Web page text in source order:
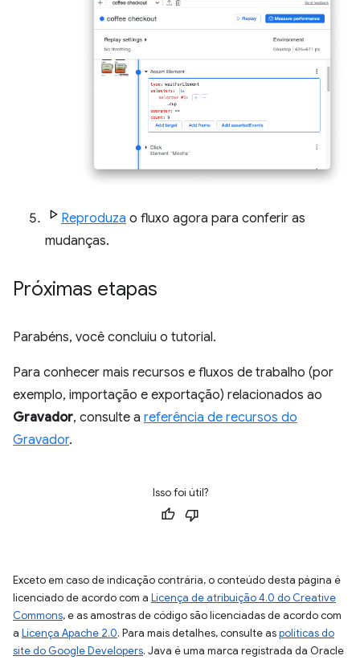
Reproduza o fluxo agora para conferir as
mudanças.
Próximas etapas
Parabéns, você concluiu o tutorial.
Para conhecer mais recursos e fluxos de trabalho (por
exemplo, importação e exportação) relacionados ao
Gravador, consulte a referência de recursos do
Gravador.
Isso foi útil?
Exceto em caso de indicação contrária, o conteúdo desta página é
licenciado de acordo com a Licença de atribuição 4.0 do Creative
Commons, e as amostras de código são licenciadas de acordo com
a Licença Apache 2.0. Para mais detalhes, consulte aspolíticas do
site do Google Developers. Java é uma marca registrada da Oracle